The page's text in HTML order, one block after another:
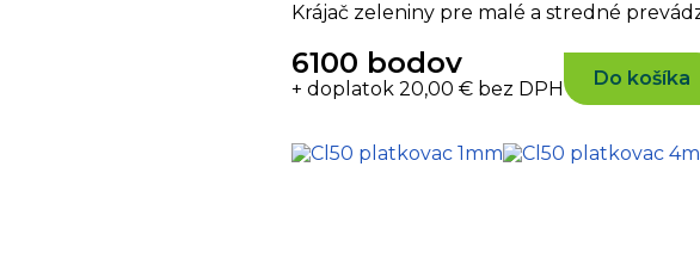
Krájač zeleniny pre malé a stredné
6100 bodov
+ doplatok 20,00 € bez DPH Do košíka